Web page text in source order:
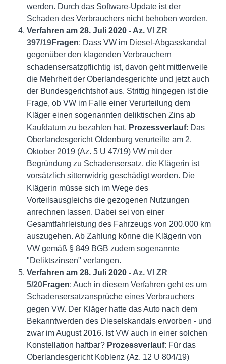
werden. Durch das Software-Update ist der
Schaden des Verbrauchers nicht behoben worden.
Verfahren am 28. Juli 2020 - Az. VI ZR
397/19Fragen: Dass VW im Diesel-Abgasskandal
gegenüber den klagenden Verbrauchern
schadensersatzpflichtig ist, davon geht mittlerweile
die Mehrheit der Oberlandesgerichte und jetzt auch
der Bundesgerichtshof aus. Strittig hingegen ist die
Frage, ob VW im Falle einer Verurteilung dem
Kläger einen sogenannten deliktischen Zins ab
Kaufdatum zu bezahlen hat. Prozessverlauf: Das
Oberlandesgericht Oldenburg verurteilte am 2.
Oktober 2019 (Az. 5 U 47/19) VW mit der
Begründung zu Schadensersatz, die Klägerin ist
vorsätzlich sittenwidrig geschädigt worden. Die
Klägerin müsse sich im Wege des
Vorteilsausgleichs die gezogenen Nutzungen
anrechnen lassen. Dabei sei von einer
Gesamtfahrleistung des Fahrzeugs von 200.000 km
auszugehen. Ab Zahlung könne die Klägerin von
VW gemäß § 849 BGB zudem sogenannte
"Deliktszinsen" verlangen.
Verfahren am 28. Juli 2020 - Az. VI ZR
5/20Fragen: Auch in diesem Verfahren geht es um
Schadensersatzansprüche eines Verbrauchers
gegen VW. Der Kläger hatte das Auto nach dem
Bekanntwerden des Dieselskandals erworben - und
zwar im August 2016. Ist VW auch in einer solchen
Konstellation haftbar? Prozessverlauf: Für das
Oberlandesgericht Koblenz (Az. 12 U 804/19)